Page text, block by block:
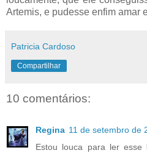
Artemis, e pudesse enfim amar
Patricia Cardoso
Compartilhar
10 comentários:
Regina 11 de setembro de
Estou louca para ler